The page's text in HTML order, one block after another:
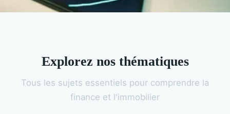
Explorez nos thématiques
Tous les sujets essentiels pour comprendre la
finance et l'immobilier